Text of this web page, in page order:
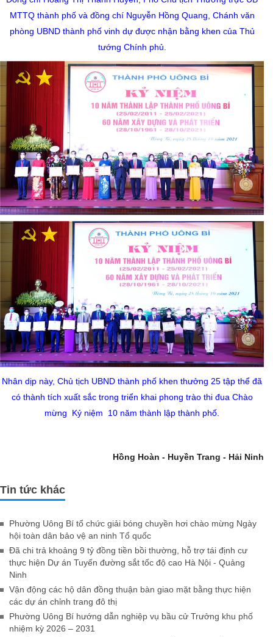
MTTQ thành phố và đồng chí Nguyễn Hồng Quang, Chánh văn
phòng UBND thành phố vinh dự được nhận bằng khen của Thủ
tướng Chính phủ.
Nhân dịp này, Chủ tịch UBND thành phố khen thưởng 25 tập thể đã
có thành tích xuất sắc trong triển khai phong trào thi đua Chào
mừng Kỷ niệm 10 năm thành lập thành phố.
Hồng Hoàn - Huyền Trang - Hải Ninh
Tin tức khác
Phường Uông Bí tổ chức giải bóng chuyền hơi chào mừng Ngày
hội toàn dân bảo vệ an ninh Tổ quốc
Đã chi trả khoảng 9 tỷ đồng tiền bồi thường, hỗ trợ tái định cư
thực hiện Dự án Tuyến đường sắt tốc độ cao Hà Nội - Quảng
Ninh
Vận động các hộ dân đồng thuận bàn giao mặt bằng thực hiện
các dự án chỉnh trang đô thị
Phường Uông Bí hướng dẫn nghiệp vụ bầu cử Trưởng khu phố
nhiệm kỳ 2026 – 2031